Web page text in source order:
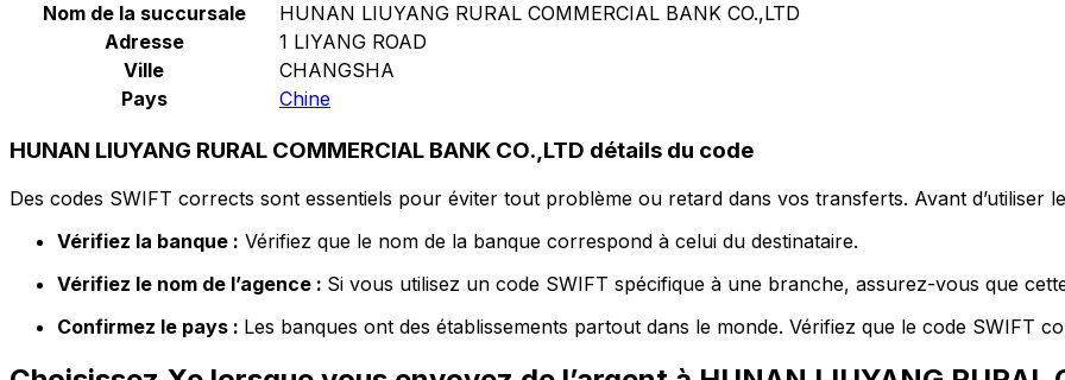
Nom de la succursale
HUNAN LIUYANG RURAL COMMERCIAL BANK CO.,LTD
Adresse
1 LIYANG ROAD
Ville
CHANGSHA
Pays
Chine
HUNAN LIUYANG RURAL COMMERCIAL BANK CO.,LTD détails du code
Des codes SWIFT corrects sont essentiels pour éviter tout problème ou retard dans vos transferts. Avant d’utiliser
Vérifiez la banque : Vérifiez que le nom de la banque correspond à celui du destinataire.
Vérifiez le nom de l’agence : Si vous utilisez un code SWIFT spécifique à une branche, assurez-vous que
Confirmez le pays : Les banques ont des établissements partout dans le monde. Vérifiez que le code SWIFT